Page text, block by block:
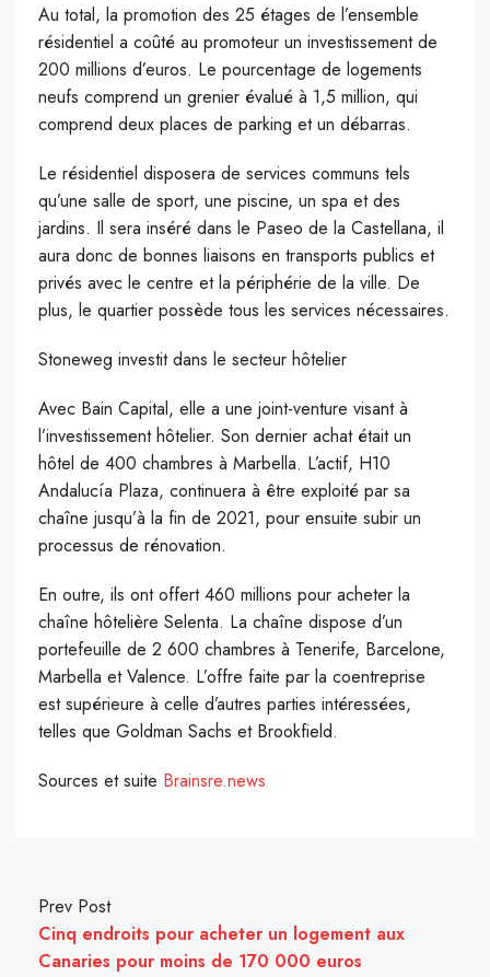
Au total, la promotion des 25 étages de l’ensemble
résidentiel a coûté au promoteur un investissement de
200 millions d’euros. Le pourcentage de logements
neufs comprend un grenier évalué à 1,5 million, qui
comprend deux places de parking et un débarras.
Le résidentiel disposera de services communs tels
qu’une salle de sport, une piscine, un spa et des
jardins. Il sera inséré dans le Paseo de la Castellana, il
aura donc de bonnes liaisons en transports publics et
privés avec le centre et la périphérie de la ville. De
plus, le quartier possède tous les services nécessaires.
Stoneweg investit dans le secteur hôtelier
Avec Bain Capital, elle a une joint-venture visant à
l’investissement hôtelier. Son dernier achat était un
hôtel de 400 chambres à Marbella. L’actif, H10
Andalucía Plaza, continuera à être exploité par sa
chaîne jusqu’à la fin de 2021, pour ensuite subir un
processus de rénovation.
En outre, ils ont offert 460 millions pour acheter la
chaîne hôtelière Selenta. La chaîne dispose d’un
portefeuille de 2 600 chambres à Tenerife, Barcelone,
Marbella et Valence. L’offre faite par la coentreprise
est supérieure à celle d’autres parties intéressées,
telles que Goldman Sachs et Brookfield.
Sources et suite Brainsre.news
Prev Post
Cinq endroits pour acheter un logement aux
Canaries pour moins de 170 000 euros